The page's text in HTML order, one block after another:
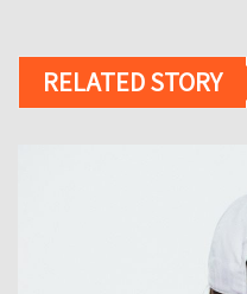
RELATED STORY